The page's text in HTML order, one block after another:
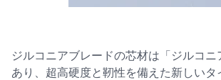
ジルコニアブレードの芯材は「ジルコ
あり、超高硬度と靭性を備えた新しいタ